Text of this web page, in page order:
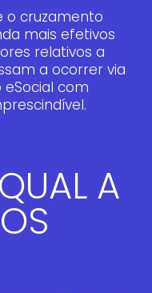
o cruzamento
mais efetivos
relativos a
a ocorrer via
eSocial com
A